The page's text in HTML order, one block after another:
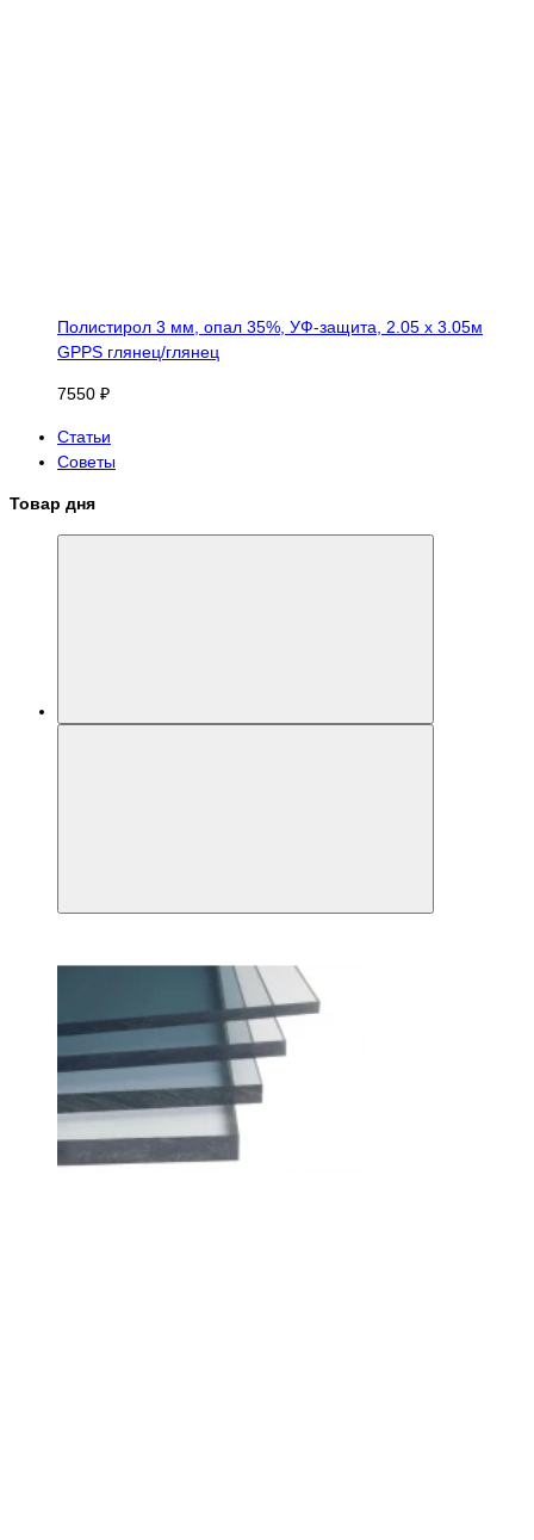
Полистирол 3 мм, опал 35%, УФ-защита, 2.05 х 3.05м
GPPS глянец/глянец
7550 ₽
Статьи
Советы
Товар дня